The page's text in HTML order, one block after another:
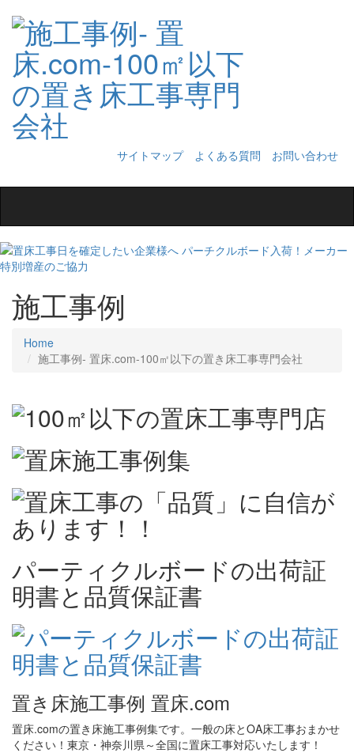
サイトマップ よくある質問
お問い合わせ
navigation
施工事例
Home
施工事例‐ 置床.com-100㎡以下の置き床工事専門会社
パーティクルボードの出荷証
明書と品質保証書
置き床施工事例 置床.com
置床.comの置き床施工事例集です。一般の床とOA床工事おまかせ
ください！東京・神奈川県～全国に置床工事対応いたします！